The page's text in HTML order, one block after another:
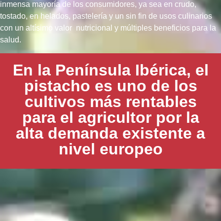
inmensa mayoría de los consumidores, ya sea en crudo,
tostado, en helados, pastelería y un sin fin de usos culinarios
con un altísimo valor nutricional y múltiples beneficios para la
salud.
En la Península Ibérica, el
pistacho es uno de los
cultivos más rentables
para el agricultor por la
alta demanda existente a
nivel europeo